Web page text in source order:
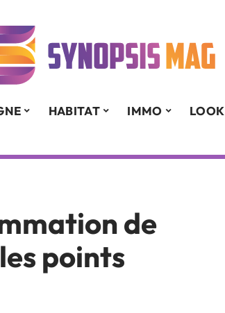
HABITAT IMMO LOOK
de
points